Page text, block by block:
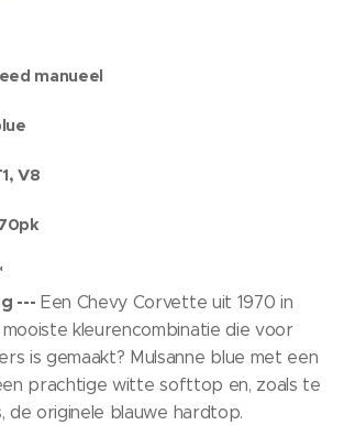
manueel
V8
--- Een Chevy Corvette uit 1970 in
kleurencombinatie die voor
is gemaakt? Mulsanne blue met een
prachtige witte softtop en, zoals te
de originele blauwe hardtop.